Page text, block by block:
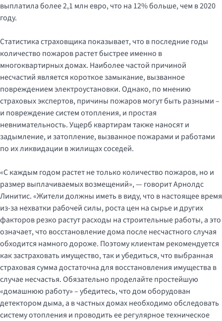
выплатила более 2,1 млн евро, что на 12% больше, чем в 2020
году.
Статистика страховщика показывает, что в последние годы
количество пожаров растет быстрее именно в
многоквартирных домах. Наиболее частой причиной
несчастий является короткое замыкание, вызванное
повреждением электроустановки. Однако, по мнению
страховых экспертов, причины пожаров могут быть разными –
и повреждение систем отопления, и простая
невнимательность. Ущерб квартирам также наносят и
задымление, и затопление, вызванное пожарами и работами
по их ликвидации в жилищах соседей.
«С каждым годом растет не только количество пожаров, но и
размер выплачиваемых возмещений», — говорит Арнолдс
Линитис. «Жители должны иметь в виду, что в настоящее время
из-за нехватки рабочей силы, роста цен на сырье и других
факторов резко растут расходы на строительные работы, а это
означает, что восстановление дома после несчастного случая
обходится намного дороже. Поэтому клиентам рекомендуется
как застраховать имущество, так и убедиться, что выбранная
страховая сумма достаточна для восстановления имущества в
случае несчастья. Обязательно проделайте простейшую
«домашнюю работу» – убедитесь, что дом оборудован
детектором дыма, а в частных домах необходимо обследовать
систему отопления и проводить ее регулярное техническое